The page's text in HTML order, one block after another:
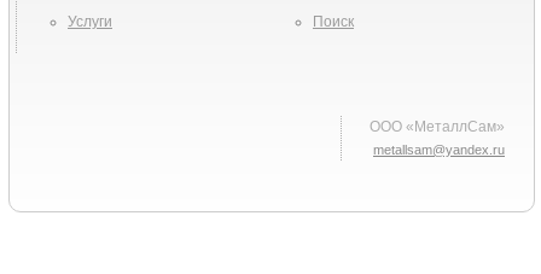
Услуги
Поиск
ООО «МеталлСам»
metallsam@yandex.ru